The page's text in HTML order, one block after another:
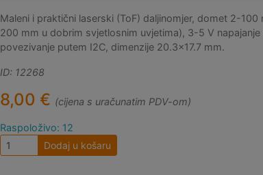
Maleni i praktični laserski (ToF) daljinomjer, domet 2-100
200 mm u dobrim svjetlosnim uvjetima), 3-5 V napajanje
povezivanje putem I2C, dimenzije 20.3x17.7 mm.
ID: 12268
8,00 € (cijena s uračunatim PDV-om)
Raspoloživo: 12
Dodaj u košaru